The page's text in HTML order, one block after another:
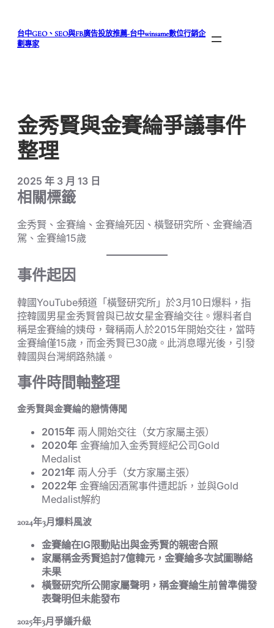
台中GEO、SEO與FB廣告投放推薦-台中winsame數位行銷企
劃專家
金秀賢與金賽綸爭議事件
整理
2025 年 3 月 13 日
相關標籤
金秀賢、金賽綸、金賽綸死因、橫豎研究所、金賽綸酒
駕、金賽綸15歲
事件起因
韓國YouTube頻道「橫豎研究所」於3月10日爆料，指
控韓國男星金秀賢曾與已故女星金賽綸交往。爆料者自
稱是金賽綸的姨母，聲稱兩人於2015年開始交往，當時
金賽綸僅15歲，而金秀賢已30歲。此消息曝光後，引發
韓國與台灣網路熱議。
事件時間軸整理
金秀賢與金賽綸的戀情傳聞
2015年兩人開始交往（女方家屬主張）
2020年金賽綸加入金秀賢經紀公司Gold
Medalist
2021年兩人分手（女方家屬主張）
2022年金賽綸因酒駕事件遭起訴，並與Gold
Medalist解約
2024年3月爆料風波
金賽綸在IG限動貼出與金秀賢的親密合照
家屬稱金秀賢追討7億韓元，金賽綸多次試圖聯絡
未果
橫豎研究所公開家屬聲明，稱金賽綸生前曾準備發
表聲明但未能發布
2025年3月爭議升級